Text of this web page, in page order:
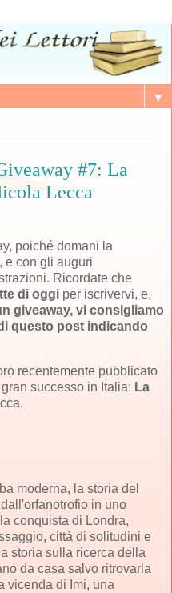
▼
#7: La
Lecca
poiché domani la
e con gli auguri
Ricordate che
di oggi per iscrivervi, e,
giveaway, vi consigliamo
questo post indicando
recentemente pubblicato
successo in Italia: La
moderna, la storia del
in uno
conquista di Londra,
città di solitudini e
storia sulla ricerca della
da casa salvo ritrovarla
vicenda di Imi, una